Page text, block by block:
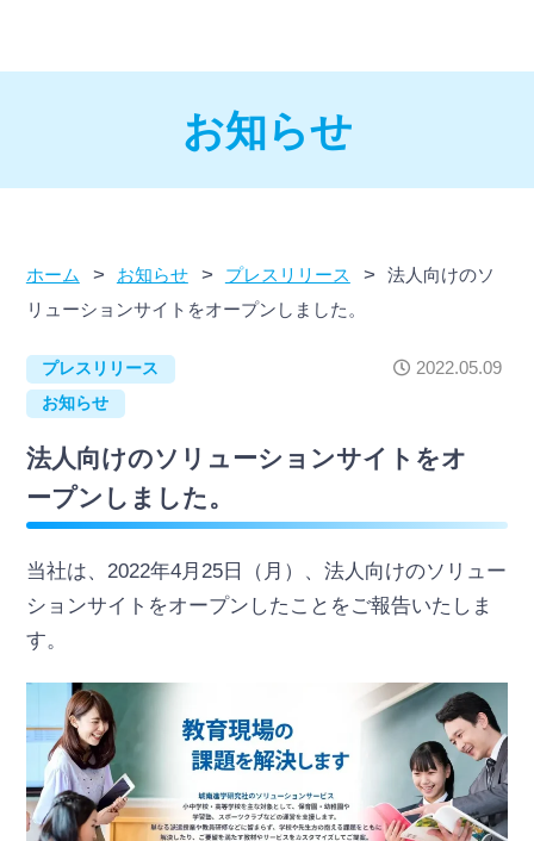
お知らせ
ホーム > お知らせ > プレスリリース >
法人向けのソ
リューションサイトをオープンしました。
プレスリリース
お知らせ
2022.05.09
法人向けのソリューションサイトをオ
ープンしました。
当社は、2022年4月25日（月）、法人向けのソリュー
ションサイトをオープンしたことをご報告いたしま
す。